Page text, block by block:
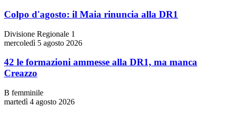
Colpo d'agosto: il Maia rinuncia alla DR1
Divisione Regionale 1
mercoledì 5 agosto 2026
42 le formazioni ammesse alla DR1, ma manca
Creazzo
B femminile
martedì 4 agosto 2026